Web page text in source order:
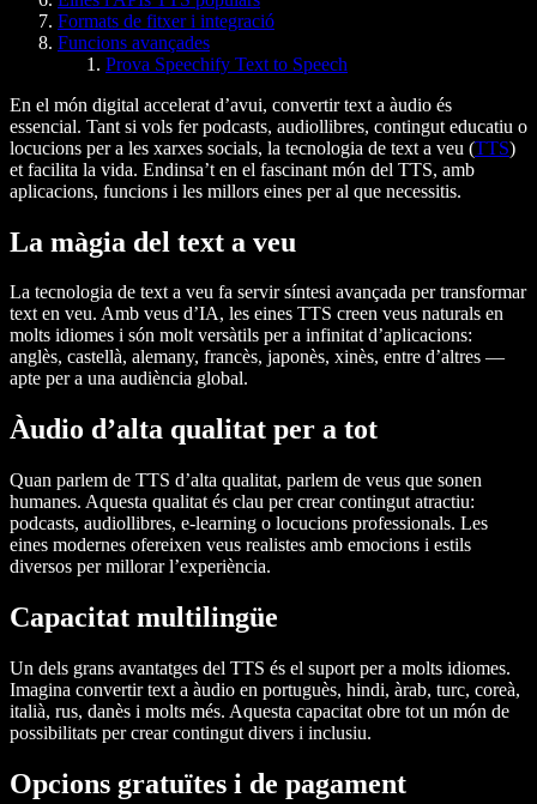
Formats de fitxer i integració
Funcions avançades
Prova Speechify Text to Speech
En el món digital accelerat d’avui, convertir text a àudio és
essencial. Tant si vols fer podcasts, audiollibres, contingut educatiu o
locucions per a les xarxes socials, la tecnologia de text a veu (TTS)
et facilita la vida. Endinsa’t en el fascinant món del TTS, amb
aplicacions, funcions i les millors eines per al que necessitis.
La màgia del text a veu
La tecnologia de text a veu fa servir síntesi avançada per transformar
text en veu. Amb veus d’IA, les eines TTS creen veus naturals en
molts idiomes i són molt versàtils per a infinitat d’aplicacions:
anglès, castellà, alemany, francès, japonès, xinès, entre d’altres —
apte per a una audiència global.
Àudio d’alta qualitat per a tot
Quan parlem de TTS d’alta qualitat, parlem de veus que sonen
humanes. Aquesta qualitat és clau per crear contingut atractiu:
podcasts, audiollibres, e-learning o locucions professionals. Les
eines modernes ofereixen veus realistes amb emocions i estils
diversos per millorar l’experiència.
Capacitat multilingüe
Un dels grans avantatges del TTS és el suport per a molts idiomes.
Imagina convertir text a àudio en portuguès, hindi, àrab, turc, coreà,
italià, rus, danès i molts més. Aquesta capacitat obre tot un món de
possibilitats per crear contingut divers i inclusiu.
Opcions gratuïtes i de pagament